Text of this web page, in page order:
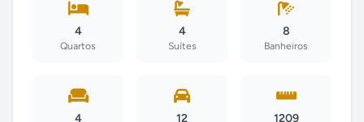
4
Quartos
4
Suítes
8
Banheiros
4 12 1209